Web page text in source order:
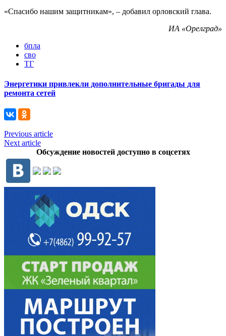
«Спасибо нашим защитникам», – добавил орловский глава.
ИА «Орелград»
бпла
сво
ТГ
Энергетики привлекли дополнительные бригады для
ремонта сетей
Previous article
Next article
Обсуждение новостей доступно в соцсетях